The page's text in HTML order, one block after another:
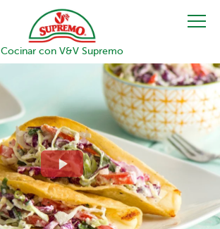
Cocinar con V&V Supremo